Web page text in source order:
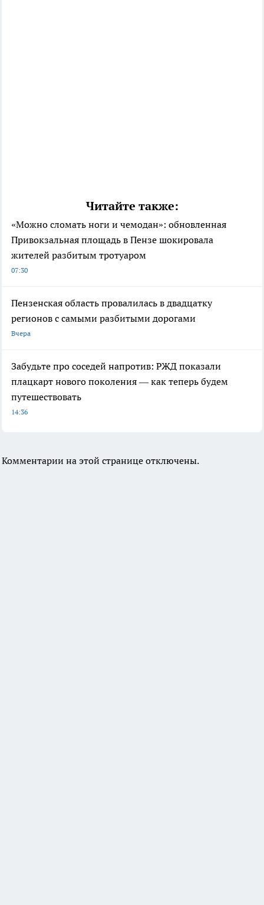
Читайте также:
«Можно сломать ноги и чемодан»: обновленная
Привокзальная площадь в Пензе шокировала
жителей разбитым тротуаром
07:30
Пензенская область провалилась в двадцатку
регионов с самыми разбитыми дорогами
Вчера
Забудьте про соседей напротив: РЖД показали
плацкарт нового поколения — как теперь будем
путешествовать
14:36
Комментарии на этой странице отключены.